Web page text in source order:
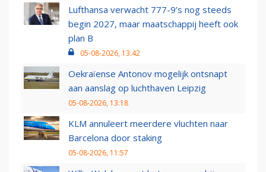
Lufthansa verwacht 777-9’s nog steeds
begin 2027, maar maatschappij heeft ook
plan B
05-08-2026, 13:42
Oekraïense Antonov mogelijk ontsnapt
aan aanslag op luchthaven Leipzig
05-08-2026, 13:18
KLM annuleert meerdere vluchten naar
Barcelona door staking
05-08-2026, 11:57